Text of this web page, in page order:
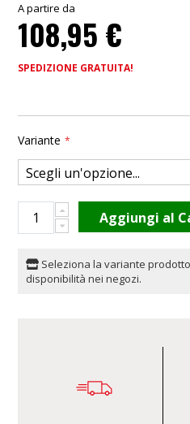
A partire da
108,95 €
SPEDIZIONE GRATUITA!
Variante
Aggiungi al
Seleziona la variante
disponibilità nei negozi.